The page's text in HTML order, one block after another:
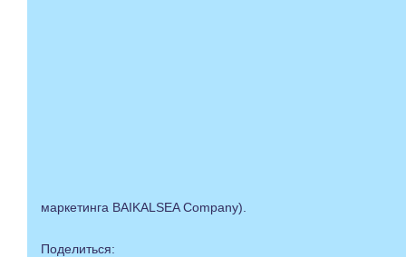
маркетинга BAIKALSEA Company).
Поделиться: